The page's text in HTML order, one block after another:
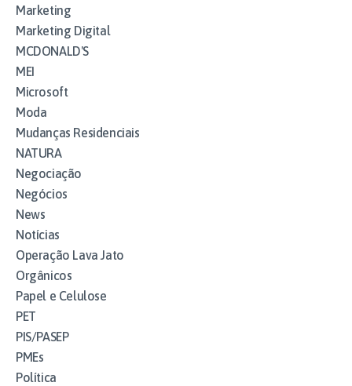
Marketing
Marketing Digital
MCDONALD'S
MEI
Microsoft
Moda
Mudanças Residenciais
NATURA
Negociação
Negócios
News
Notícias
Operação Lava Jato
Orgânicos
Papel e Celulose
PET
PIS/PASEP
PMEs
Política